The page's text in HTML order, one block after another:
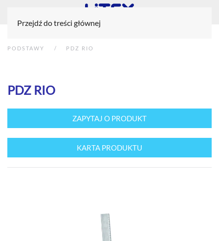
Przejdź do treści głównej
PODSTAWY PDZ RIO
PDZ RIO
ZAPYTAJ O PRODUKT
KARTA PRODUKTU